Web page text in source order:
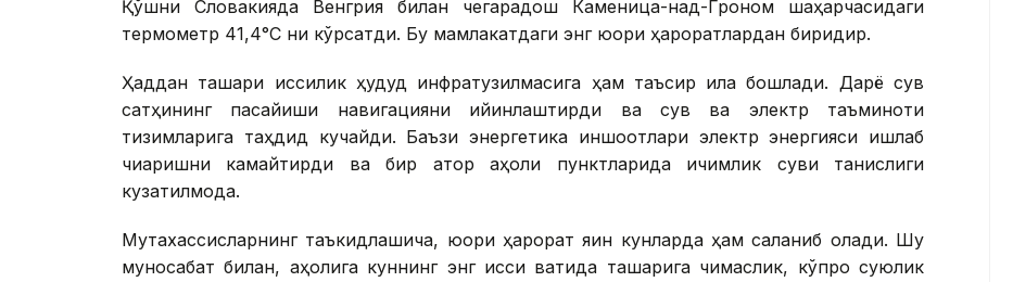
Қўшни Словакияда Венгрия билан чегарадош Каменица-над-Гроном шаҳарчасидаги
термометр 41,4°С ни кўрсатди. Бу мамлакатдаги энг юқори ҳароратлардан биридир.
Ҳаддан ташқари иссиқлик ҳудуд инфратузилмасига ҳам таъсир қила бошлади. Дарё сув
сатҳининг пасайиши навигацияни қийинлаштирди ва сув ва электр таъминоти
тизимларига таҳдид кучайди. Баъзи энергетика иншоотлари электр энергияси ишлаб
чиқаришни камайтирди ва бир қатор аҳоли пунктларида ичимлик суви танқислиги
кузатилмоқда.
Мутахассисларнинг таъкидлашича, юқори ҳарорат яқин кунларда ҳам сақланиб қолади. Шу
муносабат билан, аҳолига куннинг энг иссиқ вақтида ташқарига чиқмаслик, кўпроқ суюқлик